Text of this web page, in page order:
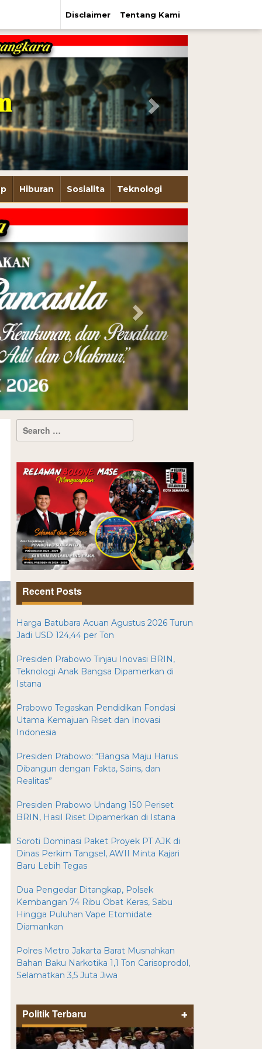
Disclaimer Tentang Kami
Next
Hiburan Sosialita Teknologi
Recent Posts
Harga Batubara Acuan Agustus 2026 Turun
Jadi USD 124,44 per Ton
Presiden Prabowo Tinjau Inovasi BRIN,
Teknologi Anak Bangsa Dipamerkan di
Istana
Prabowo Tegaskan Pendidikan Fondasi
Utama Kemajuan Riset dan Inovasi
Indonesia
Presiden Prabowo: “Bangsa Maju Harus
Dibangun dengan Fakta, Sains, dan
Realitas”
Presiden Prabowo Undang 150 Periset
BRIN, Hasil Riset Dipamerkan di Istana
Soroti Dominasi Paket Proyek PT AJK di
Dinas Perkim Tangsel, AWII Minta Kajari
Baru Lebih Tegas
Dua Pengedar Ditangkap, Polsek
Kembangan 74 Ribu Obat Keras, Sabu
Hingga Puluhan Vape Etomidate
Diamankan
Polres Metro Jakarta Barat Musnahkan
Bahan Baku Narkotika 1,1 Ton Carisoprodol,
Selamatkan 3,5 Juta Jiwa
Politik Terbaru +